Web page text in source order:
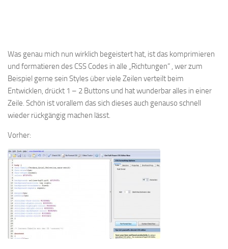
Was genau mich nun wirklich begeistert hat, ist das komprimieren
und formatieren des CSS Codes in alle „Richtungen“ , wer zum
Beispiel gerne sein Styles über viele Zeilen verteilt beim
Entwicklen, drückt 1 – 2 Buttons und hat wunderbar alles in einer
Zeile. Schön ist vorallem das sich dieses auch genauso schnell
wieder rückgängig machen lässt.
Vorher: